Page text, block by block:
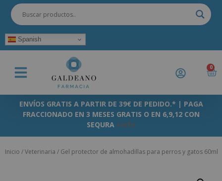
Spanish
0
ENVÍOS GRATIS A PARTIR DE 39€ DE PEDIDO.* | PAGA
FRACCIONADO EN 3 MESES GRATIS O EN 6,9,12 CON
SEQURA +info
Inicio /Veterinaria / Gel protector de almohadillas para perros y gatos 60ml